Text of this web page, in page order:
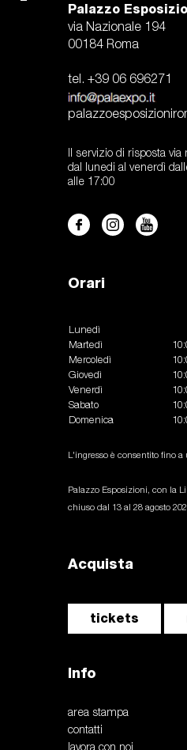
Palazzo
via Nazionale 194
00184 Roma
tel. +39 06 696271
Il servizio di risposta via
dal lunedi al venerdì
alle 17:00
Orari
Lunedì
Martedì
Mercoledì
Giovedì
Venerdì
Sabato
Domenica
L'ingresso è consentito fino
Palazzo Esposizioni, con la
chiuso dal 13 al 28 agosto
Acquista
tickets
Info
area stampa
contatti
lavora con noi